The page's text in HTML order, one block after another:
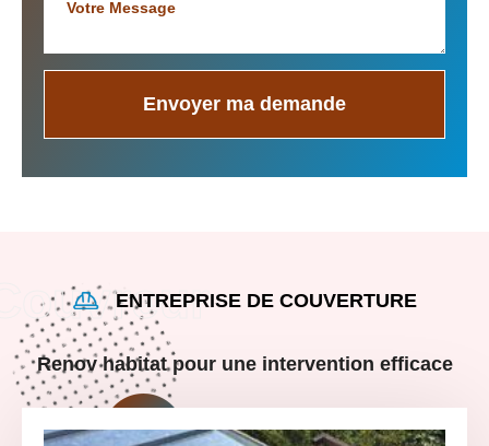
ENTREPRISE DE COUVERTURE
Renov habitat pour une intervention efficace